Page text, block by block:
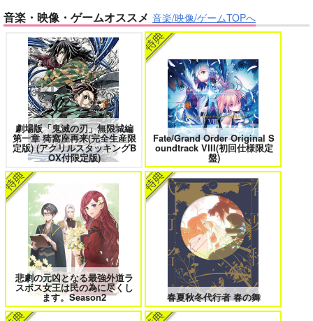
出来損ないのラブソング Riff 兎太と烏堂
花金ラブアクシデント! 絶対ど～しても楽していきたいっ!
鬼上司・獄寺さんは暴かれたい。 6 恋してくれるな、マイバディ
みなと商事コインランドリー 7 光が死んだ夏 9
音楽・映像・ゲームオススメ 音楽/映像/ゲームTOPへ
劇場版「鬼滅の刃」無限城編
第一章 猗窩座再来(完全生産限
定版) (アクリルスタッキングB
OX付限定版)
Fate/Grand Order Original S
oundtrack VIII(初回仕様限定
盤)
悲劇の元凶となる最強外道ラ
スボス女王は民の為に尽くし
ます。Season2 春夏秋冬代行者 春の舞